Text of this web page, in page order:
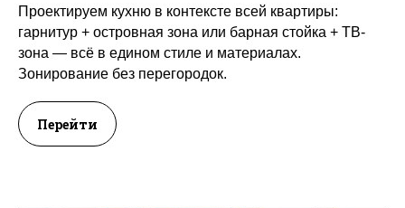
Проектируем кухню в контексте всей квартиры:
гарнитур + островная зона или барная стойка + ТВ-
зона — всё в едином стиле и материалах.
Зонирование без перегородок.
Перейти